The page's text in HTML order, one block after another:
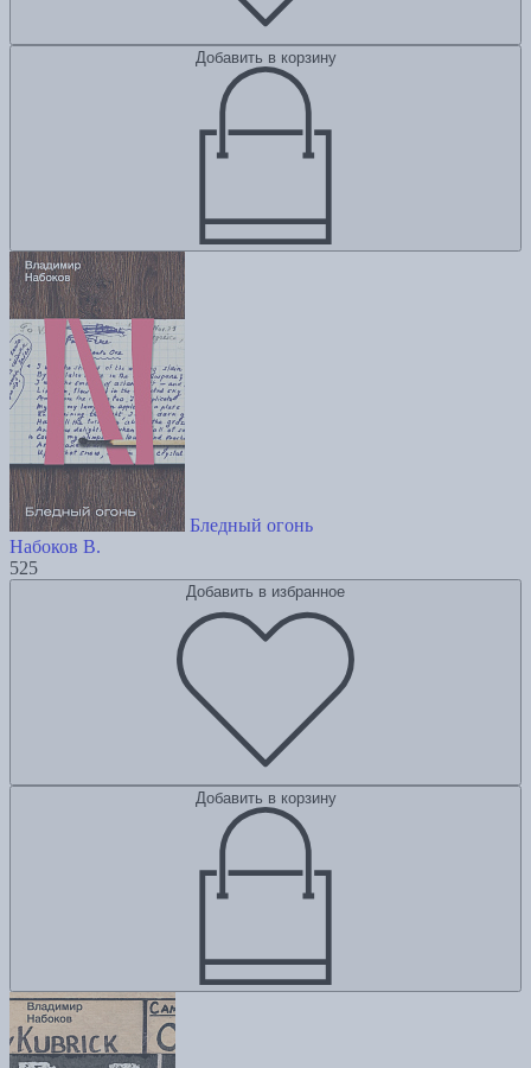
Добавить в корзину
Бледный огонь
Набоков В.
525
Добавить в избранное
Добавить в корзину